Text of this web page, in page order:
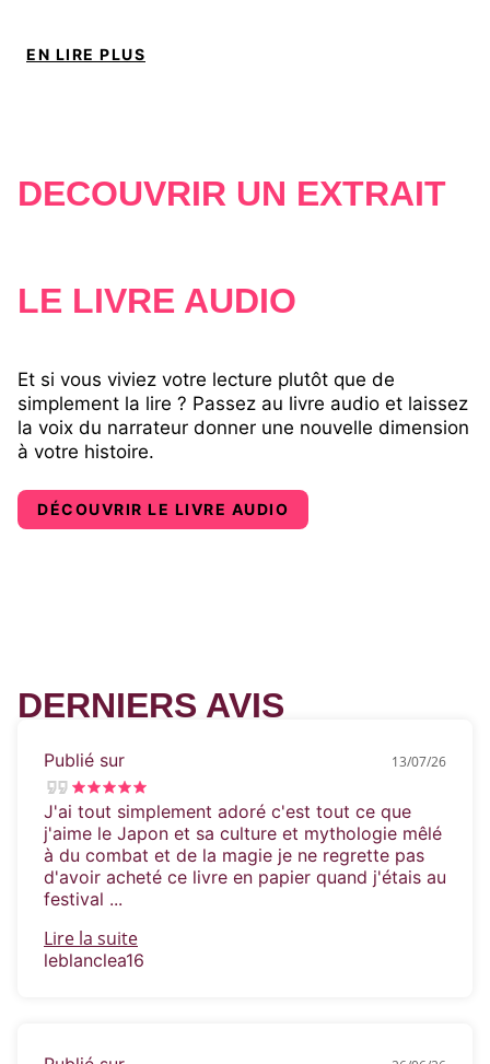
enfance sont bien réelles et se retrouve forcé de
EN LIRE PLUS
DÉCOUVRIR UN EXTRAIT
LE LIVRE AUDIO
Et si vous viviez votre lecture plutôt que de
simplement la lire ? Passez au livre audio et laissez
la voix du narrateur donner une nouvelle dimension
à votre histoire.
DÉCOUVRIR LE LIVRE AUDIO​
DERNIERS AVIS
Publié sur 13/07/26
J'ai tout simplement adoré c'est tout ce que
j'aime le Japon et sa culture et mythologie mêlé
à du combat et de la magie je ne regrette pas
d'avoir acheté ce livre en papier quand j'étais au
festival ...
Lire la suite
leblanclea16